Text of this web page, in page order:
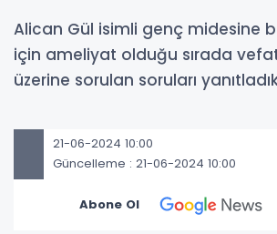
Alican Gül isimli genç midesine
için ameliyat olduğu sırada
üzerine sorulan soruları
21-06-2024 10:00
Güncelleme : 21-06-2024 10:00
Abone Ol